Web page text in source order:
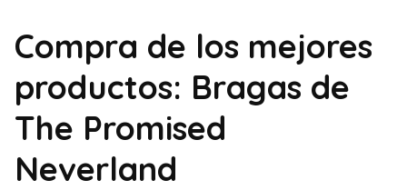
Compra de los mejores
productos: Bragas de
The Promised
Neverland